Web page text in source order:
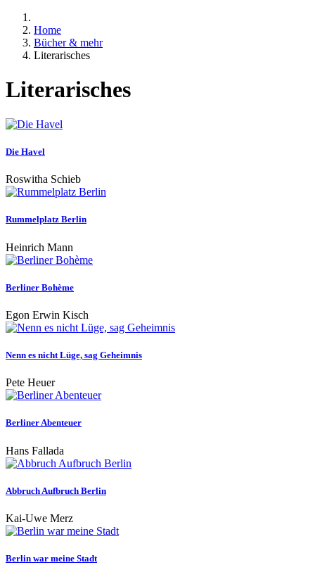
Home
Bücher & mehr
Literarisches
Literarisches
Die Havel
Roswitha Schieb
Rummelplatz Berlin
Heinrich Mann
Berliner Bohème
Egon Erwin Kisch
Nenn es nicht Lüge, sag Geheimnis
Pete Heuer
Berliner Abenteuer
Hans Fallada
Abbruch Aufbruch Berlin
Kai-Uwe Merz
Berlin war meine Stadt